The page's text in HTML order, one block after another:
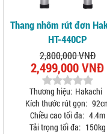
Thang nhôm rút đơn
HT-440CP
2,800,000 VNĐ
2,499,000 VNĐ
Thương hiệu: Hakachi
Kích thước rút gọn:
Chiều cao tối đa: 4.4m
Tải trọng tối đa: 150kg